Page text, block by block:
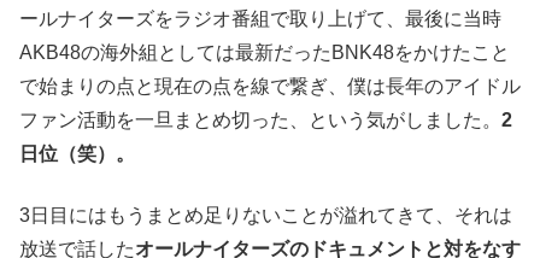
ールナイターズをラジオ番組で取り上げて、最後に当時
AKB48の海外組としては最新だったBNK48をかけたこと
で始まりの点と現在の点を線で繋ぎ、僕は長年のアイドル
ファン活動を一旦まとめ切った、という気がしました。 2
日位（笑）。
3日目にはもうまとめ足りないことが溢れてきて、それは
放送で話したオールナイターズのドキュメントと対をなす